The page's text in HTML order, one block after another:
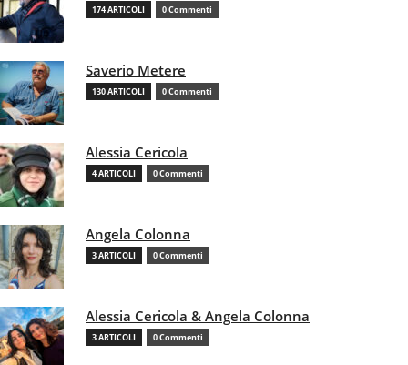
174 ARTICOLI 0 Commenti
Saverio Metere
130 ARTICOLI 0 Commenti
Alessia Cericola
4 ARTICOLI 0 Commenti
Angela Colonna
3 ARTICOLI 0 Commenti
Alessia Cericola & Angela Colonna
3 ARTICOLI 0 Commenti